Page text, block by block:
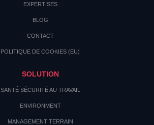
EXPERTISES
BLOG
CONTACT
POLITIQUE DE COOKIES (EU)
SOLUTION
SANTÉ SÉCURITÉ AU TRAVAIL
ENVIRONMENT
MANAGEMENT TERRAIN